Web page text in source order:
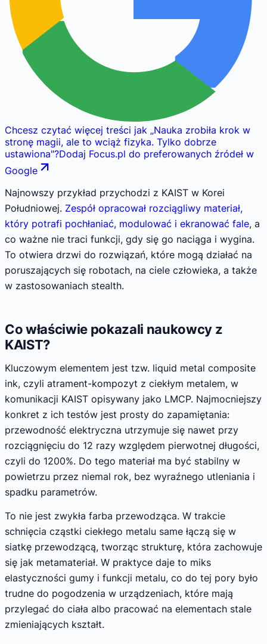
Chcesz czytać więcej treści jak „Nauka zrobiła krok w
stronę magii, ale to wciąż fizyka. Tylko dobrze
ustawiona"?Dodaj Focus.pl do preferowanych źródeł w
Google
Najnowszy przykład przychodzi z KAIST w Korei
Południowej. Zespół opracował rozciągliwy materiał,
który potrafi pochłaniać, modulować i ekranować fale, a
co ważne nie traci funkcji, gdy się go naciąga i wygina.
To otwiera drzwi do rozwiązań, które mogą działać na
poruszających się robotach, na ciele człowieka, a także
w zastosowaniach stealth.
Co właściwie pokazali naukowcy z
KAIST?
Kluczowym elementem jest tzw. liquid metal composite
ink, czyli atrament-kompozyt z ciekłym metalem, w
komunikacji KAIST opisywany jako LMCP. Najmocniejszy
konkret z ich testów jest prosty do zapamiętania:
przewodność elektryczna utrzymuje się nawet przy
rozciągnięciu do 12 razy względem pierwotnej długości,
czyli do 1200%. Do tego materiał ma być stabilny w
powietrzu przez niemal rok, bez wyraźnego utleniania i
spadku parametrów.
To nie jest zwykła farba przewodząca. W trakcie
schnięcia cząstki ciekłego metalu same łączą się w
siatkę przewodzącą, tworząc strukturę, która zachowuje
się jak metamateriał. W praktyce daje to miks
elastyczności gumy i funkcji metalu, co do tej pory było
trudne do pogodzenia w urządzeniach, które mają
przylegać do ciała albo pracować na elementach stale
zmieniających kształt.